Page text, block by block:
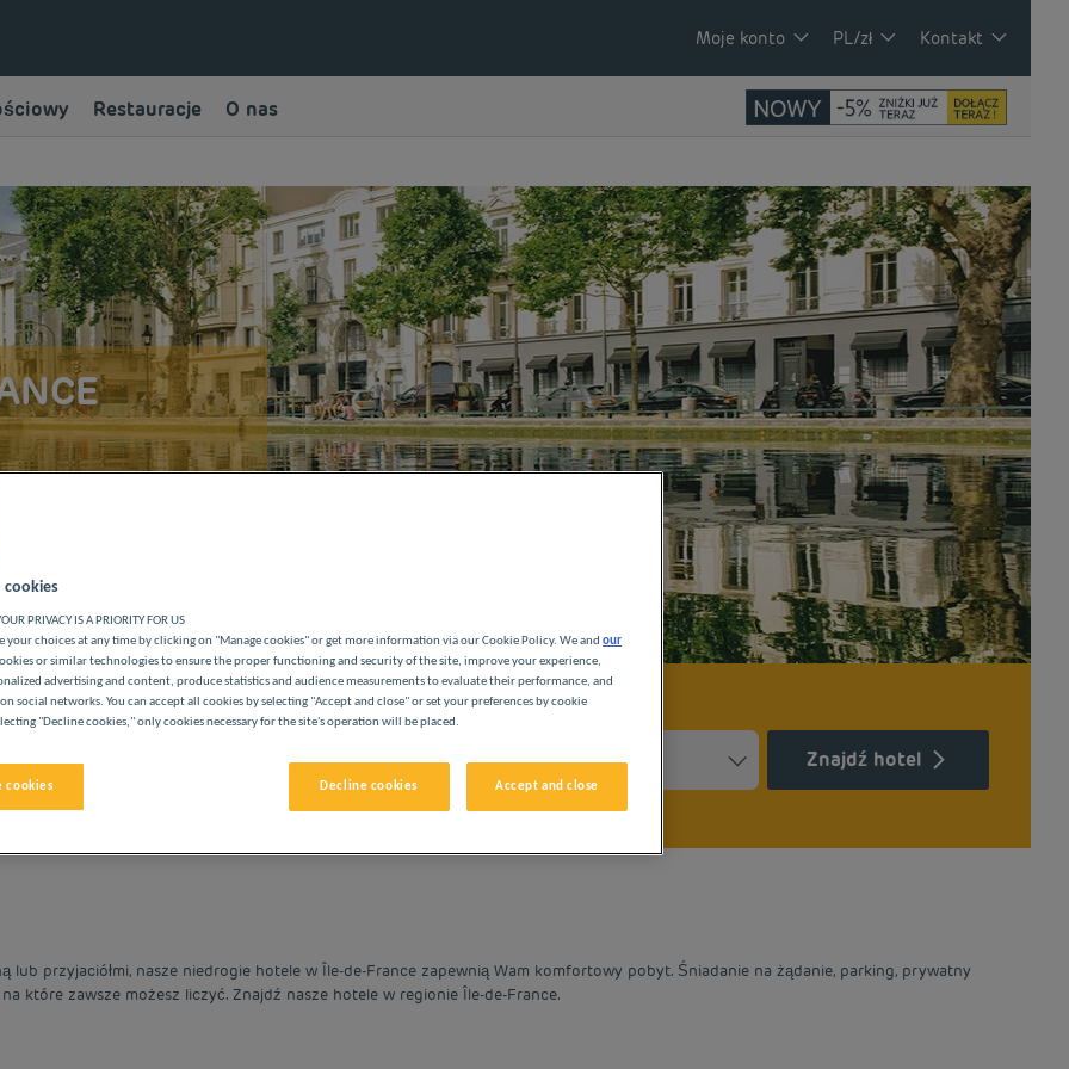
Moje konto PL/zł Kontakt
Restauracje O nas
HOTELACH PREMIÈRE CLASSE
Znajdź hotel
lub przyjaciółmi, nasze niedrogie hotele w Île-de-France zapewnią Wam komfortowy pobyt. Śniadanie na żądanie, parking, prywatny
które zawsze możesz liczyć. Znajdź nasze hotele w regionie Île-de-France.
cookies
PRIVACY IS A PRIORITY FOR US
your choices at any time by clicking on "Manage cookies" or get more information via our Cookie Policy. We and our
or similar technologies to ensure the proper functioning and security of the site, improve your experience,
advertising and content, produce statistics and audience measurements to evaluate their performance, and
social networks. You can accept all cookies by selecting "Accept and close" or set your preferences by cookie
"Decline cookies," only cookies necessary for the site's operation will be placed.
cookies Decline cookies Accept and close